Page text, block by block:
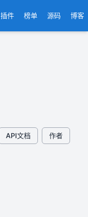
插件 榜单 源码 博客
API文档 作者